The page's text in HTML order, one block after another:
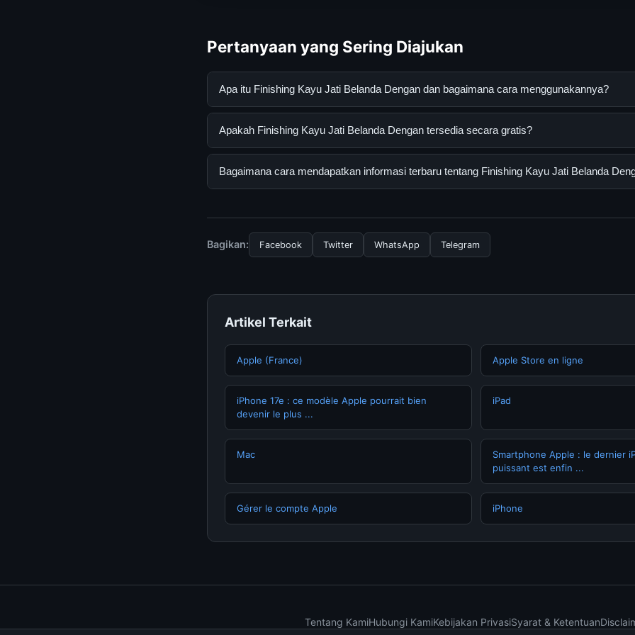
Pertanyaan yang Sering Diajukan
Apa itu Finishing Kayu Jati Belanda Dengan dan bagaimana cara menggunakannya?
Finishing Kayu Jati Belanda Dengan adalah layanan digital yang dirancang untuk
resmi dan mengikuti panduan yang tersedia.
Apakah Finishing Kayu Jati Belanda Dengan tersedia secara gratis?
Ya, Finishing Kayu Jati Belanda Dengan dapat diakses secara gratis oleh semua
Bagaimana cara mendapatkan informasi terbaru tentang Finishing Kayu Jati Belanda
terpercaya.
Bagikan: Facebook Twitter WhatsApp Telegram
Artikel Terkait
Apple (France) Apple Store en ligne
iPhone 17e : ce modèle Apple pourrait bien
devenir le plus ...
iPad
Mac
Smartphone Apple : le dernier
puissant est enfin ...
Gérer le compte Apple iPhone
Tentang KamiHubungi KamiKebijakan PrivasiSyarat & Ketentuan